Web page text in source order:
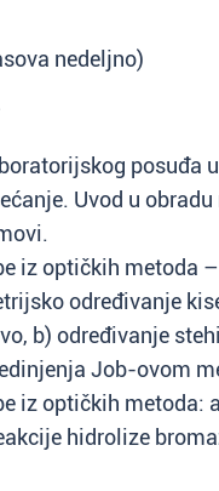
nedeljno)
posuđa
Uvod u
iz optičkih metoda
određivanje
b) određivanje
Job-ovom
iz optičkih
hidrolize